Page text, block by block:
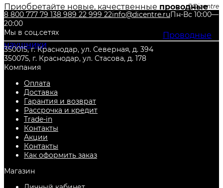
Приобретайте новые, качественные проводные
накладные наушникив нашем интернет-
магазине DiCENTRE! Также Вы можете недорого
купить и другие товары из категории Проводные
наушники, с гарантией от производителя, и по
самой низкой цене. Всегда есть в наличии в
городеКраснодар .
Dicentre
8 800 777 79 138 989 22 999 22info@dicentre.ruПн-Вс 10:00—
20:00
Мы в соц.сетях
350015, г. Краснодар, ул. Северная, д. 394
350075, г. Краснодар, ул. Стасова, д. 178
Компания
Оплата
Доставка
Гарантия и возврат
Рассрочка и кредит
Trade-in
Контакты
Акции
Контакты
Как оформить заказ
Магазин